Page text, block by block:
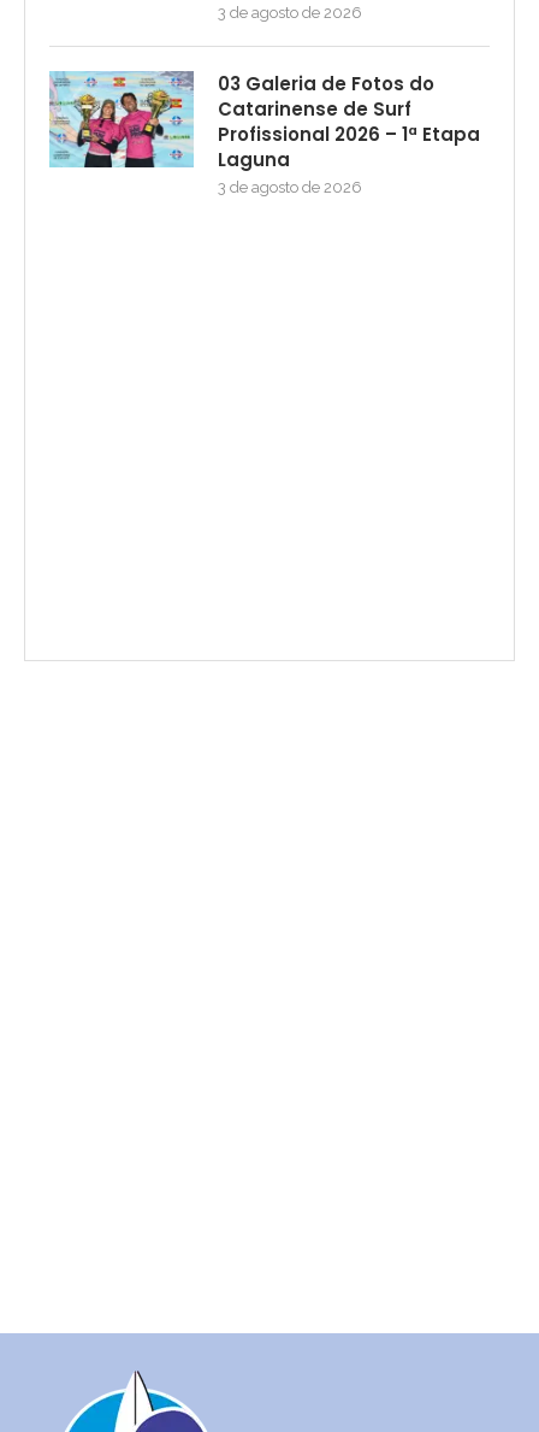
3 de agosto de 2026
03 Galeria de Fotos do
Catarinense de Surf
Profissional 2026 – 1ª Etapa
Laguna
3 de agosto de 2026